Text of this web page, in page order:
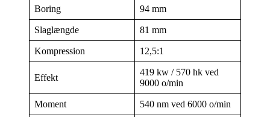
Boring 94 mm
Slaglængde 81 mm
Kompression 12,5:1
Effekt
419 kw / 570 hk ved
9000 o/min
Moment 540 nm ved 6000 o/min